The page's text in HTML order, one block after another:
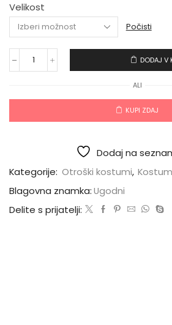
Velikost
Počisti
DODAJ V
ALI
KUPI ZDAJ
Dodaj na
Kategorije: Otroški kostumi,
Blagovna znamka:Ugodni
Delite s prijatelji: